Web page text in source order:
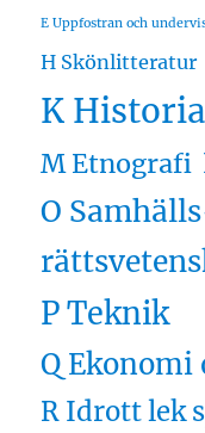
E Uppfostran och
H Skönlitteratur
K Historia
M Etnografi
O
P Teknik
Q
R Idrott lek